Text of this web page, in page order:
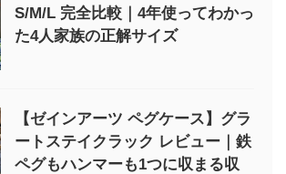
S/M/L 完全比較｜4年使ってわかっ
た4人家族の正解サイズ
【ゼインアーツ ペグケース】グラ
ートステイクラック レビュー｜鉄
ペグもハンマーも1つに収まる収